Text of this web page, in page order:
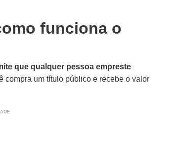
funciona o
que qualquer pessoa empreste
compra um título público e recebe o valor